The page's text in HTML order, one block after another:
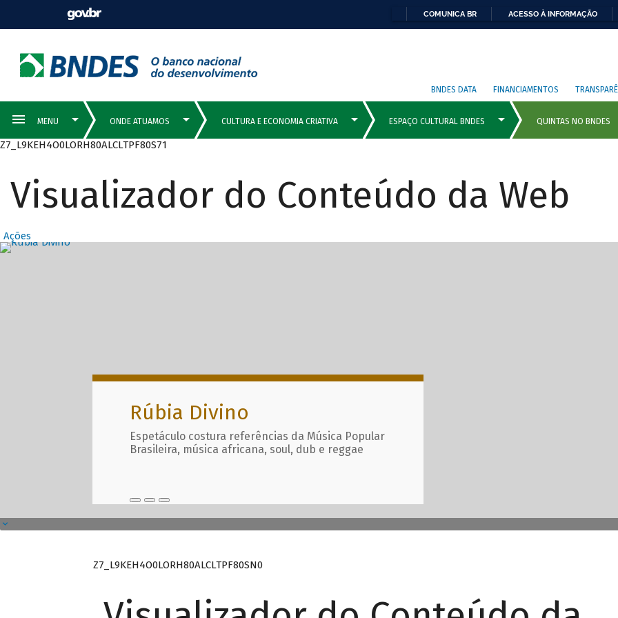
COMUNICA BR ACESSO À INFORMAÇÃO
BNDES DATA FINANCIAMENTOS
Z7_L9KEH4O0LORH80ALCLTPF80S71
Visualizador do Conteúdo da Web
Ações
Destaques Principais com
Rúbia Divino
Espetáculo costura referências da Música Popular
Brasileira, música africana, soul, dub e reggae
Z7_L9KEH4O0LORH80ALCLTPF80SN0